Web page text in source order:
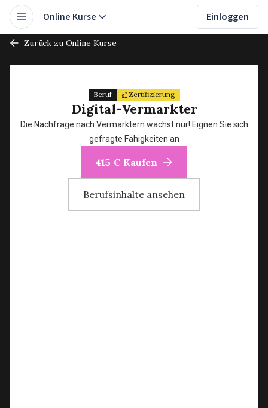
Online Kurse Einloggen
Zurück zu Online Kurse
Beruf Zertifizierung
Digital-Vermarkter
Die Nachfrage nach Vermarktern wächst nur! Eignen Sie sich
gefragte Fähigkeiten an
415 € Kaufen
Berufsinhalte ansehen